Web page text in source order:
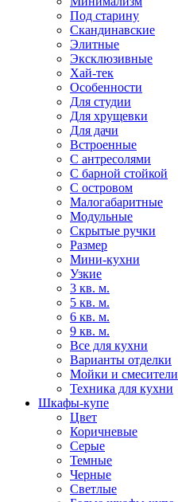
Под старину
Скандинавские
Элитные
Эксклюзивные
Хай-тек
Особенности
Для студии
Для хрущевки
Для дачи
Встроенные
С антресолями
С барной стойкой
С островом
Малогабаритные
Модульные
Скрытые ручки
Размер
Мини-кухни
Узкие
3 кв. м.
5 кв. м.
6 кв. м.
9 кв. м.
Все для кухни
Варианты отделки
Мойки и смесители
Техника для кухни
Шкафы-купе
Цвет
Коричневые
Серые
Темные
Черные
Светлые